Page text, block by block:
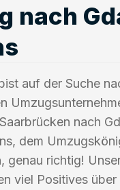
nach
auf der Suche
nach
dem
genau richtig!
viel Positives